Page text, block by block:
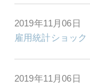
2019年11月06日
雇用統計ショック
2019年11月06日